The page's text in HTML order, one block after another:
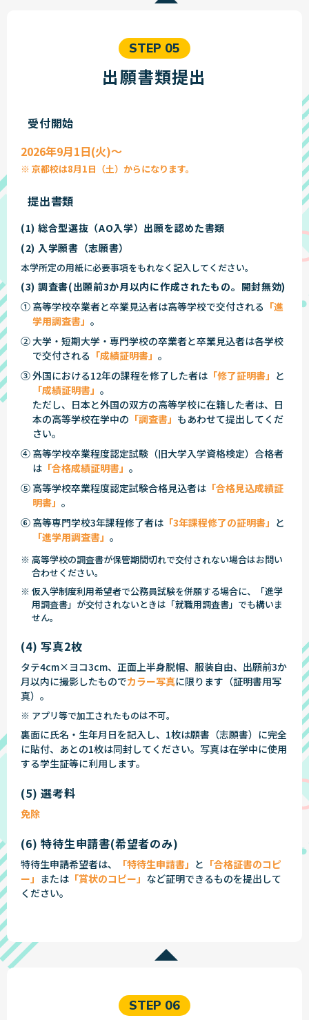
STEP 05
出願書類提出
受付開始
2026年9月1日(火)〜
※ 京都校は8月1日（土）からになります。
提出書類
(1) 総合型選抜（AO入学）出願を認めた書類
(2) 入学願書（志願書）
本学所定の用紙に必要事項をもれなく記入してください。
(3) 調査書(出願前3か月以内に作成されたもの。開封無効)
① 高等学校卒業者と卒業見込者は高等学校で交付される 「進
学用調査書」 。
② 大学・短期大学・専門学校の卒業者と卒業見込者は各学校
で交付される 「成績証明書」 。
③ 外国における12年の課程を修了した者は 「修了証明書」 と
「成績証明書」 。
ただし、日本と外国の双方の高等学校に在籍した者は、日
本の高等学校在学中の 「調査書」 もあわせて提出してくだ
さい。
④ 高等学校卒業程度認定試験（旧大学入学資格検定）合格者
は「合格成績証明書」 。
⑤ 高等学校卒業程度認定試験合格見込者は 「合格見込成績証
明書」 。
⑥ 高等専門学校3年課程修了者は 「3年課程修了の証明書」 と
「進学用調査書」 。
※ 高等学校の調査書が保管期間切れで交付されない場合はお問い
合わせください。
※ 仮入学制度利用希望者で公務員試験を併願する場合に、「進学
用調査書」が交付されないときは「就職用調査書」でも構いま
せん。
(4) 写真2枚
タテ4cm×ヨコ3cm、正面上半身脱帽、服装自由、出願前3か
月以内に撮影したものでカラー写真に限ります（証明書用写
真）。
※ アプリ等で加工されたものは不可。
裏面に氏名・生年月日を記入し、1枚は願書（志願書）に完全
に貼付、あとの1枚は同封してください。写真は在学中に使用
する学生証等に利用します。
(5) 選考料
免除
(6) 特待生申請書(希望者のみ)
特待生申請希望者は、 「特待生申請書」 と 「合格証書のコピ
ー」 または 「賞状のコピー」 など証明できるものを提出して
ください。
STEP 06